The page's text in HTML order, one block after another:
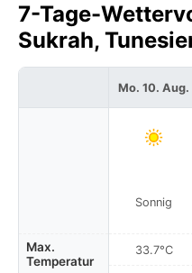
7-Tage-
Sukrah,
Max.
Temperatur
Mo. 10. Aug.
Sonnig
33.7°C